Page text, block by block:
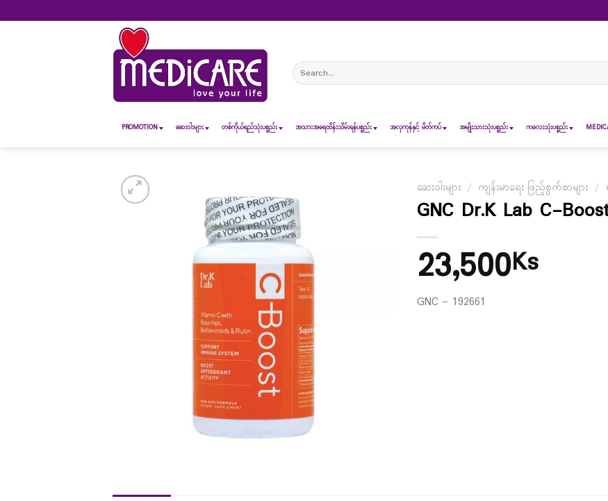
to
Search
for:
PROMOTION ဆေး၀ါးများ တစ်ကိုယ်ရည်သုံးပစ္စည်း အသားအရေထိန်းသိမ်းရန်ပစ္စည်း အလှကုန်နှင့် မိတ်ကပ် အမျိုးသားသုံးပစ္စည်း ကလေးသုံးပစ္စည်း
ဆေးဝါးများ / ကျန်းမာရေး ဖြည့်စွက်စာများ /
GNC Dr.K Lab C-
23,500Ks
GNC – 192661